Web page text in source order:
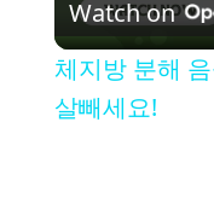
Watch on
체지방 분해
살빼세요!